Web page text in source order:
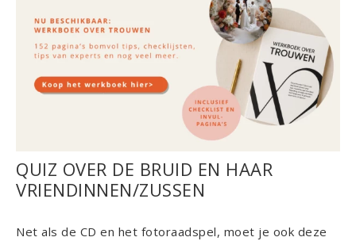
QUIZ OVER DE BRUID EN HAAR
VRIENDINNEN/ZUSSEN
Net als de CD en het fotoraadspel, moet je ook deze